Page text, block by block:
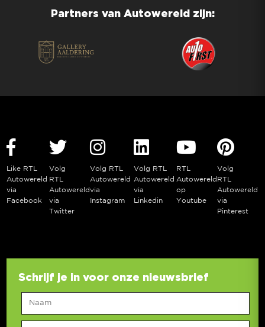
Partners van Autowereld zijn:
Like RTL
Autowereld
via
Facebook
Volg
RTL
Autowereld
via
Twitter
Volg RTL
Autowereld
via
Instagram
Volg RTL
Autowereld
via
Linkedin
RTL
Autowereld
op
Youtube
Volg
RTL
Autowereld
via
Pinterest
Schrijf je in voor onze nieuwsbrief